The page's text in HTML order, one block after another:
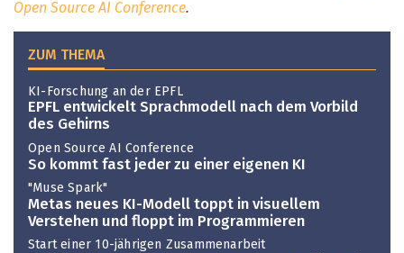
Open Source AI Conference.
ZUM THEMA
KI-Forschung an der EPFL
EPFL entwickelt Sprachmodell nach dem Vorbild
des Gehirns
Open Source AI Conference
So kommt fast jeder zu einer eigenen KI
"Muse Spark"
Metas neues KI-Modell toppt in visuellem
Verstehen und floppt im Programmieren
Start einer 10-jährigen Zusammenarbeit